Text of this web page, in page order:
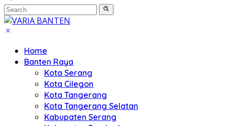
Home
Banten Raya
Kota Serang
Kota Cilegon
Kota Tangerang
Kota Tangerang Selatan
Kabupaten Serang